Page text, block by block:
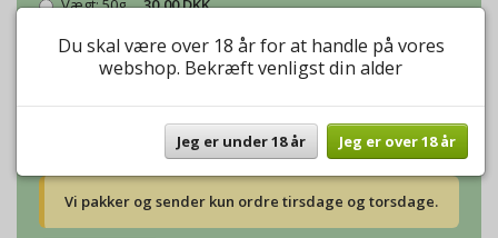
Vægt:50g
30,00 DKK
Vægt:250g
112,00 DKK
500g
224,00 DKK
Vægt:1000g 448,00 DKK
Vi pakker og sender kun ordre tirsdage og torsdage.
Du skal være over 18 år for at handle på vores
webshop. Bekræft venligst din alder
Jeg er under 18 år Jeg er over 18 år